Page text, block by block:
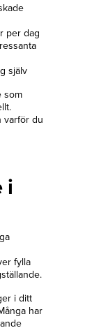
per dag
själv
som
varför du
i
fylla
i ditt
har